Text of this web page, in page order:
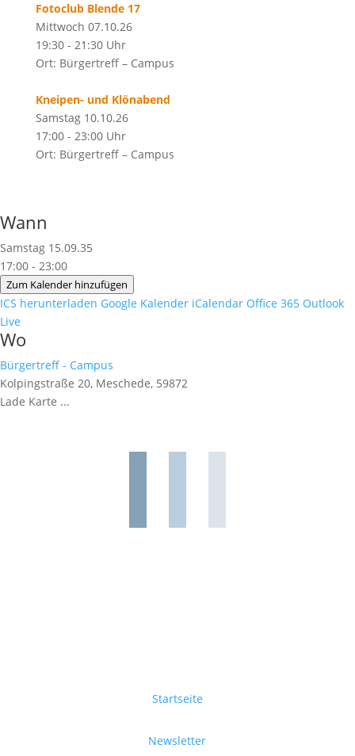
Fotoclub Blende 17
Mittwoch 07.10.26
19:30 - 21:30 Uhr
Ort: Bürgertreff – Campus
Kneipen- und Klönabend
Samstag 10.10.26
17:00 - 23:00 Uhr
Ort: Bürgertreff – Campus
Wann
Samstag 15.09.35
17:00 - 23:00
Zum Kalender hinzufügen
ICS herunterladen Google Kalender iCalendar Office 365 Outlook
Live
Wo
Bürgertreff - Campus
Kolpingstraße 20, Meschede, 59872
Lade Karte ...
Startseite
Newsletter